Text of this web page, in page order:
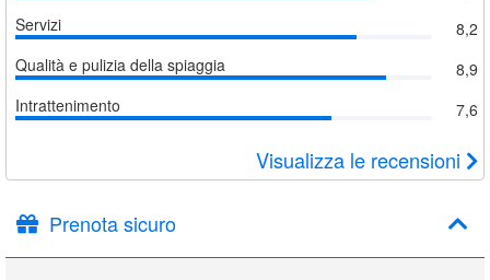
Servizi
8,2
Qualità e pulizia della spiaggia
8,9
Intrattenimento
7,6
Visualizza le recensioni
Prenota sicuro